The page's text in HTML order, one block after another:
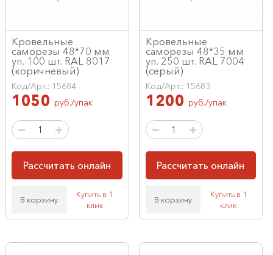
Кровельные
саморезы 48*70 мм
уп. 100 шт. RAL 8017
(коричневый)
Код/Арт.: 15684
1050 руб./упак
Рассчитать онлайн
В корзину
Купить в 1
клик
Кровельные
саморезы 48*35 мм
уп. 250 шт. RAL 7004
(серый)
Код/Арт.: 15683
1200 руб./упак
Рассчитать онлайн
В корзину
Купить в 1
клик